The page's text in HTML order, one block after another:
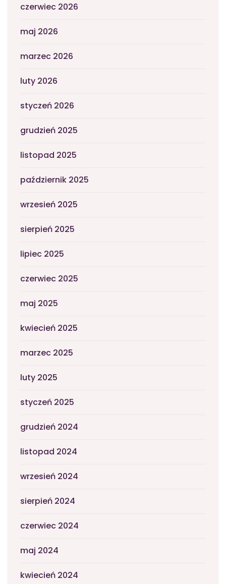
czerwiec 2026
maj 2026
marzec 2026
luty 2026
styczeń 2026
grudzień 2025
listopad 2025
październik 2025
wrzesień 2025
sierpień 2025
lipiec 2025
czerwiec 2025
maj 2025
kwiecień 2025
marzec 2025
luty 2025
styczeń 2025
grudzień 2024
listopad 2024
wrzesień 2024
sierpień 2024
czerwiec 2024
maj 2024
kwiecień 2024